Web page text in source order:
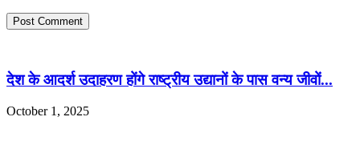
देश के आदर्श उदाहरण होंगे राष्ट्रीय उद्यानों के पास वन्य जीवों...
October 1, 2025